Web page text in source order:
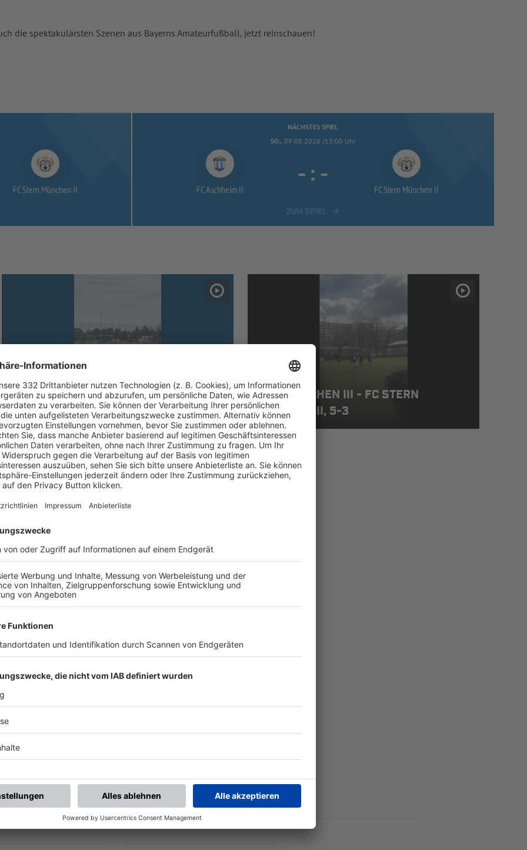
die spektakulärsten Szenen aus Bayerns Amateurfußball, jetzt reinschauen!
FC Stern München II
NÄCHSTES SPIEL
SO.. 09.08.2026 /13:00 Uhr
FC Aschheim II
- : -
FC Stern München II
FC STERN MÜNCHEN II - FC PERLACH
MÜNCHEN II
SVN MÜNCHEN III - FC STERN
MÜNCHEN II, 5-3
ALLE NEWS
Spiele Letzte Spiele Kompletter Spielplan